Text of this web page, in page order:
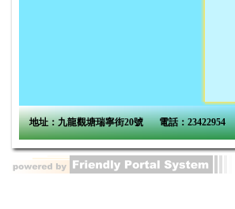
地址：九龍觀塘瑞寧街20號 電話：23422954